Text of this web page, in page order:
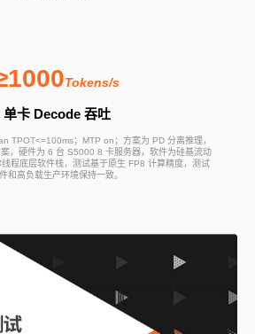
Tokens/s
单卡 Decode 吞吐
TPOT<=100ms；MTP on；方案为 PD 分离推理，
，硬件为 6 台 S5000 8 卡服务器，软件为硅基流动
程底层软件栈，测试基于原生 FP8 计算精度，测试
和高负载生产环境保持一致。